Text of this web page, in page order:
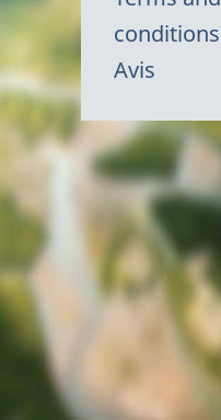
conditions
Avis